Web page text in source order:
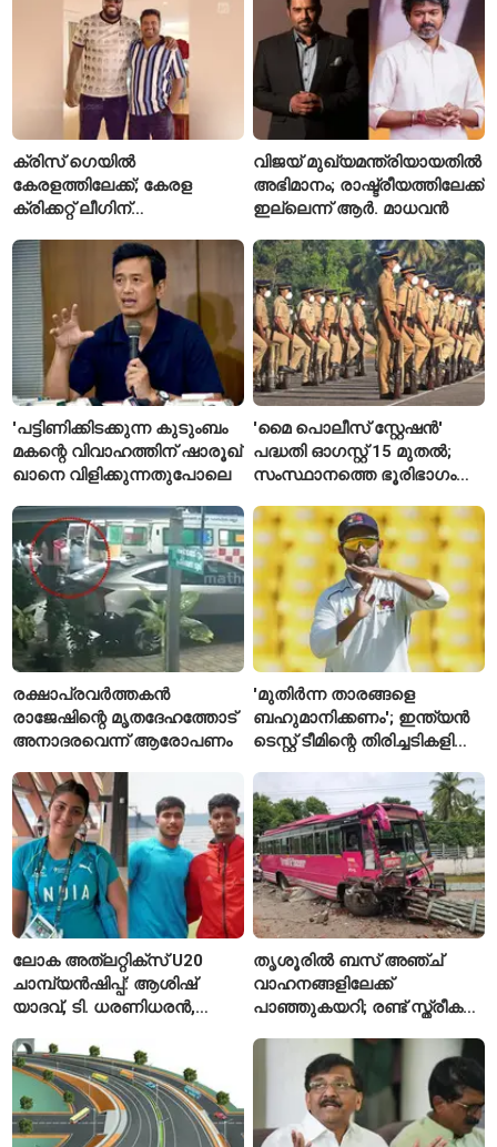
ക്രിസ് ഗെയിൽ
കേരളത്തിലേക്ക്; കേരള
ക്രിക്കറ്റ് ലീഗിന്
താരങ്ങൾക്ക് പരിശീലനം
നൽകും
വിജയ് മുഖ്യമന്ത്രിയായതിൽ
അഭിമാനം; രാഷ്ട്രീയത്തിലേക്ക്
ഇല്ലെന്ന് ആർ. മാധവൻ
'പട്ടിണിക്കിടക്കുന്ന കുടുംബം
മകന്റെ വിവാഹത്തിന് ഷാരൂഖ്
ഖാനെ വിളിക്കുന്നതുപോലെ
'മൈ പൊലീസ് സ്റ്റേഷൻ'
പദ്ധതി ഓഗസ്റ്റ് 15 മുതൽ;
സംസ്ഥാനത്തെ ഭൂരിഭാഗം
എസ്‌ഐമാർക്ക്
രക്ഷാപ്രവർത്തകൻ
രാജേഷിന്റെ മൃതദേഹത്തോട്
അനാദരവെന്ന് ആരോപണം
'മുതിർന്ന താരങ്ങളെ
ബഹുമാനിക്കണം'; ഇന്ത്യൻ
ടെസ്റ്റ് ടീമിന്റെ തിരിച്ചടികളിൽ
രഹാനെ
ലോക അത്‌ലറ്റിക്സ് U20
ചാമ്പ്യൻഷിപ്പ്: ആശിഷ്
യാദവ്, ടി. ധരണിധരൻ,
ഫൈനലിൽ
തൃശൂരിൽ ബസ് അഞ്ച്
വാഹനങ്ങളിലേക്ക്
പാഞ്ഞുകയറി; രണ്ട് സ്ത്രീകൾ